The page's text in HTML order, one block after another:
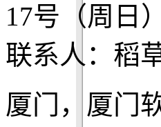
17号（周日
联系人：稻
厦门，厦门